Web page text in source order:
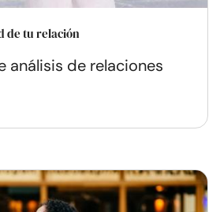
de tu relación
análisis de relaciones